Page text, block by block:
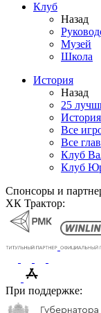
Клуб
Назад
Музей
Школа
История
Назад
25
Все
Все
Клуб
Клуб
Спонсоры и
ХК Трактор:
При поддержке: